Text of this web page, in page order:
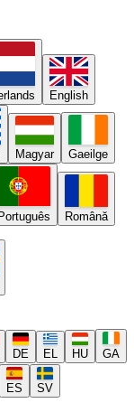
English
Magyar Gaeilge
Română
DE EL HU GA
ES SV